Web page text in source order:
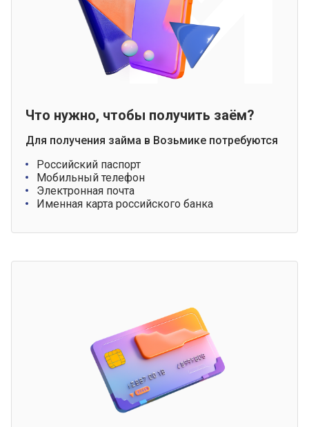
Что нужно, чтобы получить заём?
Для получения займа в Возьмике потребуются
Российский паспорт
Мобильный телефон
Электронная почта
Именная карта российского банка